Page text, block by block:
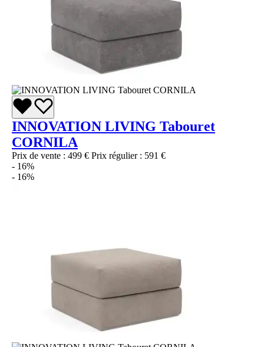
INNOVATION LIVING Tabouret
CORNILA
Prix de vente : 499 € Prix régulier : 591 €
- 16%
- 16%